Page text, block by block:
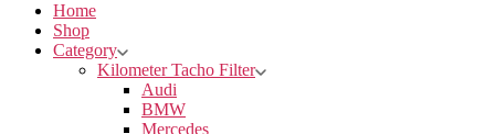
Home
Shop
Category
Kilometer Tacho Filter
Audi
BMW
Mercedes